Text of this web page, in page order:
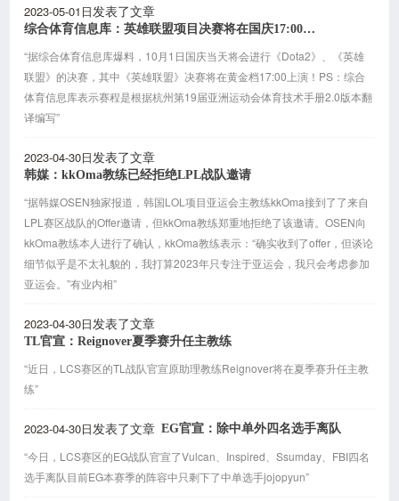
2023-05-01日发表了文章
综合体育信息库：英雄联盟项目决赛将在国庆17:00举行
“据综合体育信息库爆料，10月1日国庆当天将会进行《Dota2》、《英雄
联盟》的决赛，其中《英雄联盟》决赛将在黄金档17:00上演！PS：综合
体育信息库表示赛程是根据杭州第19届亚洲运动会体育技术手册2.0版本翻
译编写”
2023-04-30日发表了文章
韩媒：kkOma教练已经拒绝LPL战队邀请
“据韩媒OSEN独家报道，韩国LOL项目亚运会主教练kkOma接到了了来自
LPL赛区战队的Offer邀请，但kkOma教练郑重地拒绝了该邀请。OSEN向
kkOma教练本人进行了确认，kkOma教练表示：“确实收到了offer，但谈论
细节似乎是不太礼貌的，我打算2023年只专注于亚运会，我只会考虑参加
亚运会。”有业内相”
2023-04-30日发表了文章
TL官宣：Reignover夏季赛升任主教练
“近日，LCS赛区的TL战队官宣原助理教练Reignover将在夏季赛升任主教
练”
2023-04-30日发表了文章 EG官宣：除中单外四名选手离队
“今日，LCS赛区的EG战队官宣了Vulcan、Inspired、Ssumday、FBI四名
选手离队目前EG本赛季的阵容中只剩下了中单选手jojopyun”